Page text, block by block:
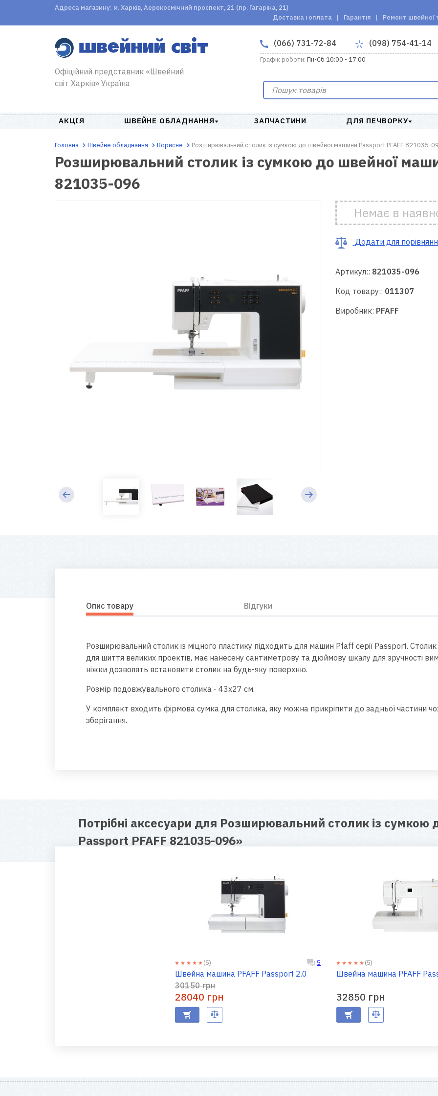
Адреса магазину: м. Харків, Аерокосмічний проспект, 21 (пр. Гагаріна, 21)
Доставка і оплата
Гарантія Ремонт швейної
Офіційний представник «Швейний
світ Харків» Україна
(066) 731-72-84 (098) 754-41-14
Графік роботи: Пн-Сб 10:00 - 17:00
АКЦІЯ ШВЕЙНЕ ОБЛАДНАННЯ ЗАПЧАСТИНИ ДЛЯ ПЕЧВОРКУ
Головна Швейне обладнання Корисне Розширювальний столик із сумкою до швейної машини Passport PFAFF 821035-
Розширювальний столик із сумкою до швейної
821035-096
Немає в
Додати для
Артикул:: 821035-096
Код товару:: 011307
Виробник: PFAFF
Опис товару Відгуки
Розширювальний столик із міцного пластику підходить для машин Pfaff серії Passport.
для шиття великих проектів, має нанесену сантиметрову та дюймову шкалу для зручності
ніжки дозволять встановити столик на будь-яку поверхню.
Розмір подовжувального столика - 43х27 см.
У комплект входить фірмова сумка для столика, яку можна прикріпити до задньої частини
зберігання.
Потрібні аксесуари для Розширювальний столик із сумкою
Passport PFAFF 821035-096»
(5) 5
Швейна машина PFAFF Passport 2.0
30150 грн
28040 грн
(5)
Швейна машина PFAFF
32850 грн